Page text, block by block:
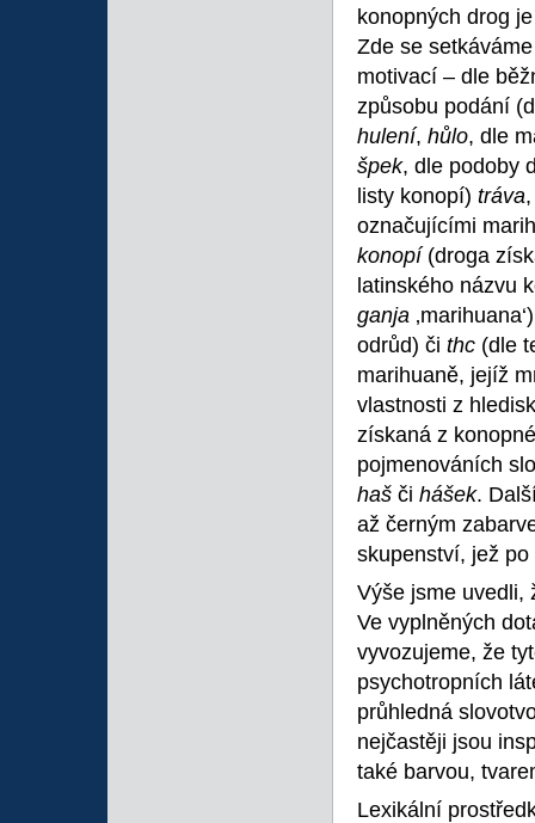
konopných drog
Zde se
motivací – dle
způsobu podání
hulení, hůlo, dle
špek, dle podoby
listy konopí) tráva
označujícími
konopí (droga
latinského názvu
ganja
odrůd) či thc (dle
marihuaně, jejíž
vlastnosti z
získaná z
pojmenováních
haš či hášek.
až černým
skupenství, jež
Výše jsme uvedli,
Ve vyplněných
vyvozujeme, že
psychotropních
průhledná
nejčastěji jsou
také barvou,
Lexikální